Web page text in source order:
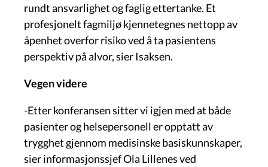
rundt ansvarlighet og faglig ettertanke. Et
profesjonelt fagmiljø kjennetegnes nettopp av
åpenhet overfor risiko ved å ta pasientens
perspektiv på alvor, sier Isaksen.
Vegen videre
-Etter konferansen sitter vi igjen med at både
pasienter og helsepersonell er opptatt av
trygghet gjennom medisinske basiskunnskaper,
sier informasjonssjef Ola Lillenes ved